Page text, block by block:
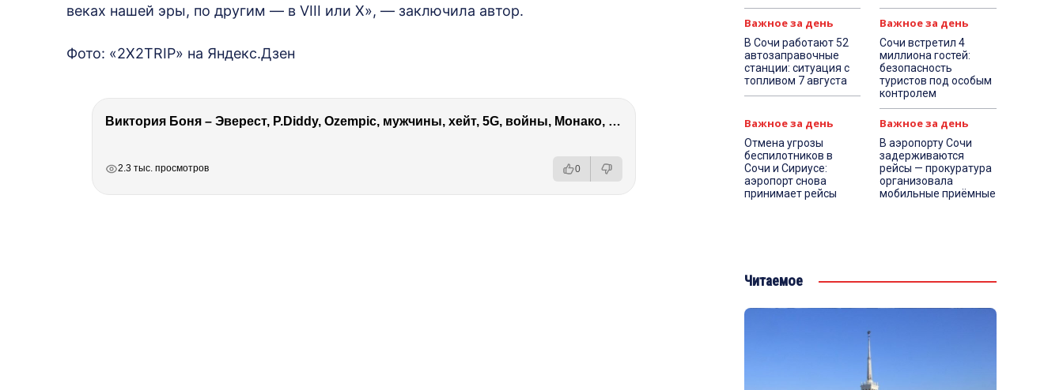
веках нашей эры, по другим — в VIII или Х», — заключила автор.
Фото: «2X2TRIP» на Яндекс.Дзен
Виктория Боня – Эверест, P.Diddy, Ozempic, мужчины, хейт, 5G, войны, Монако, ДОМ-2, Трамп, Собчак
2.3 тыс. просмотров 0
Важное за день
В Сочи работают 52
автозаправочные
станции: ситуация с
топливом 7 августа
Важное за день
Сочи встретил 4
миллиона гостей:
безопасность
туристов под особым
контролем
Важное за день
Отмена угрозы
беспилотников в
Сочи и Сириусе:
аэропорт снова
принимает рейсы
Важное за день
В аэропорту Сочи
задерживаются
рейсы — прокуратура
организовала
мобильные приёмные
Читаемое